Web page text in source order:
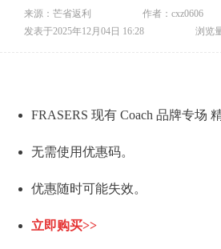
来源：芒省返利
作者：cxz0606
发表于2025年12月04日 16:28
浏览
FRASERS 现有 Coach 品牌专场
无需使用优惠码。
优惠随时可能失效。
立即购买>>